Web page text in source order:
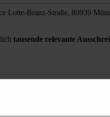
Lotte-Branz-Straße, 80939
tausende relevante
und der Umgebung
an und entdecken Sie alle